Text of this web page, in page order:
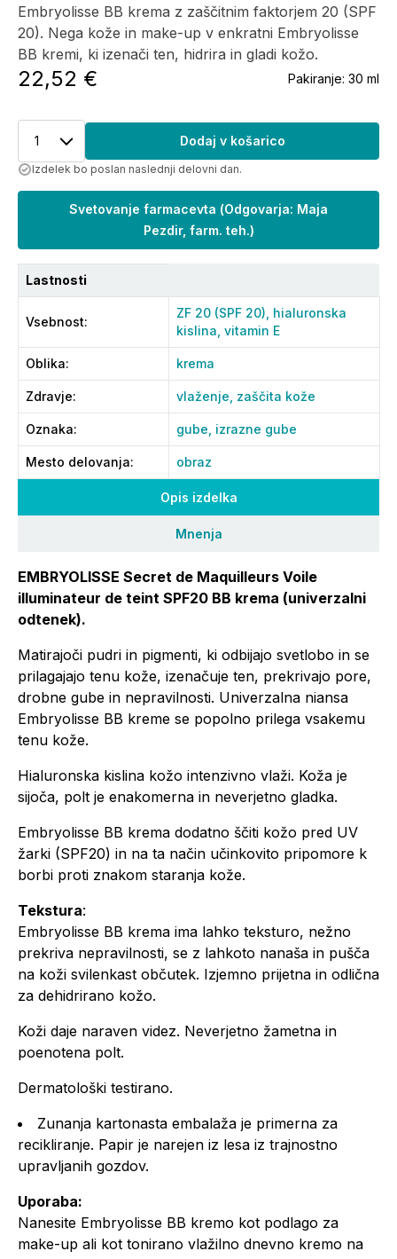
Opis izdelka
Mnenja
EMBRYOLISSE Secret de Maquilleurs Voile
illuminateur de teint SPF20 BB krema (univerzalni
odtenek).
Matirajoči pudri in pigmenti, ki odbijajo svetlobo in se
prilagajajo tenu kože, izenačuje ten, prekrivajo pore,
drobne gube in nepravilnosti. Univerzalna niansa
Embryolisse BB kreme se popolno prilega vsakemu
tenu kože.
Hialuronska kislina kožo intenzivno vlaži. Koža je
sijoča, polt je enakomerna in neverjetno gladka.
Embryolisse BB krema dodatno ščiti kožo pred UV
žarki (SPF20) in na ta način učinkovito pripomore k
borbi proti znakom staranja kože.
Tekstura:
Embryolisse BB krema ima lahko teksturo, nežno
prekriva nepravilnosti, se z lahkoto nanaša in pušča
na koži svilenkast občutek. Izjemno prijetna in odlična
za dehidrirano kožo.
Koži daje naraven videz. Neverjetno žametna in
poenotena polt.
Dermatološki testirano.
Zunanja kartonasta embalaža je primerna za
recikliranje. Papir je narejen iz lesa iz trajnostno
upravljanih gozdov.
Uporaba:
Nanesite Embryolisse BB kremo kot podlago za
make-up ali kot tonirano vlažilno dnevno kremo na
Embryolisse BB krema z zaščitnim faktorjem 20 (SPF
20). Nega kože in make-up v enkratni Embryolisse
BB kremi, ki izenači ten, hidrira in gladi kožo.
22,52 € Pakiranje: 30 ml
1 Dodaj v košarico
Izdelek bo poslan naslednji delovni dan.
Svetovanje farmacevta (Odgovarja: Maja
Pezdir, farm. teh.)
Lastnosti
Vsebnost:
ZF 20 (SPF 20), hialuronska
kislina, vitamin E
Oblika: krema
Zdravje: vlaženje, zaščita kože
Oznaka: gube, izrazne gube
Mesto delovanja: obraz